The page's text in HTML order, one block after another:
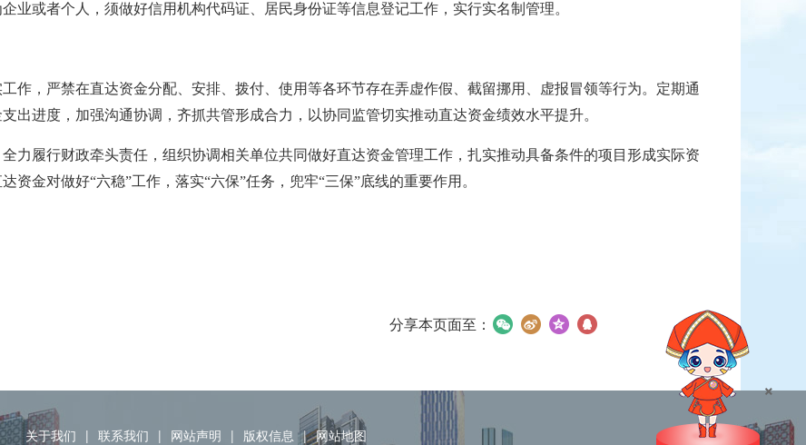
业或者个人，须做好信用机构代码证、居民身份证等信息登记工作，实行实名制管理。
作，严禁在直达资金分配、安排、拨付、使用等各环节存在弄虚作假、截留挪用、虚报冒领等行为。定期通
出进度，加强沟通协调，齐抓共管形成合力，以协同监管切实推动直达资金绩效水平提升。
力履行财政牵头责任，组织协调相关单位共同做好直达资金管理工作，扎实推动具备条件的项目形成实际资
资金对做好“六稳”工作，落实“六保”任务，兜牢“三保”底线的重要作用。
分享本页面至：
×
关于我们 | 联系我们 | 网站声明 | 版权信息 | 网站地图